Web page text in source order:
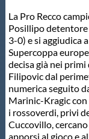
GUG
Scuole Nuoto
Propaganda
Centri Federali
La Pro Recco
Posillipo detentore
3-0) e si aggiudica
Supercoppa
decisa già nei
Filipovic dal
numerica seguito
Marinic-Kragic con
i rossoverdi, privi
Cuccovillo,
apporsi al gioco e